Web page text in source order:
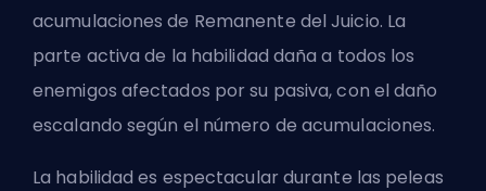
acumulaciones de Remanente del Juicio. La
parte activa de la habilidad daña a todos los
enemigos afectados por su pasiva, con el daño
escalando según el número de acumulaciones.
La habilidad es espectacular durante las peleas